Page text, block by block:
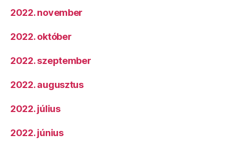
2022. november
2022. október
2022. szeptember
2022. augusztus
2022. július
2022. június